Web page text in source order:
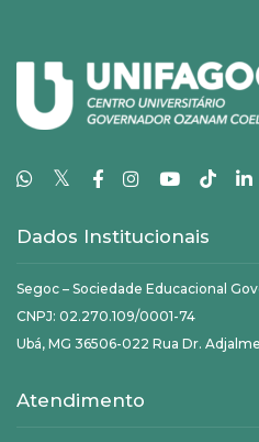
𝕏
Dados Institucionais
Segoc – Sociedade Educacional
CNPJ: 02.270.109/0001-74
Ubá, MG 36506-022 Rua Dr.
Atendimento